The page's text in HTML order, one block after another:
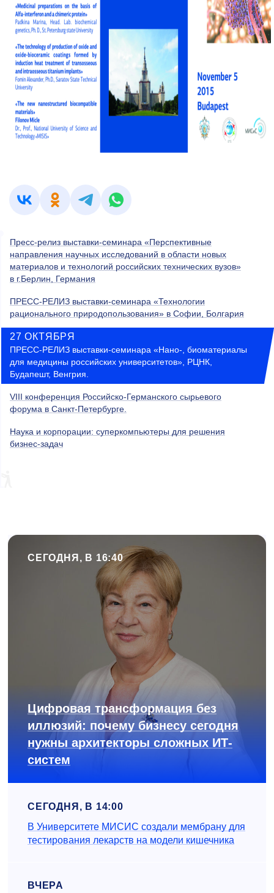
Пресс-релиз выставки-семинара «Перспективные
направления научных исследований в области новых
материалов и технологий российских технических вузов»
в г.Берлин, Германия
ПРЕСС-РЕЛИЗ выставки-семинара «Технологии
рационального природопользования» в Софии, Болгария
27 ОКТЯБРЯ
ПРЕСС-РЕЛИЗ выставки-семинара «Нано-, биоматериалы
для медицины российских университетов», РЦНК,
Будапешт, Венгрия.
VIII конференция Российско-Германского сырьевого
форума в Санкт-Петербурге.
Наука и корпорации: суперкомпьютеры для решения
бизнес-задач
СЕГОДНЯ, В 16:40
Цифровая трансформация без
иллюзий: почему бизнесу сегодня
нужны архитекторы сложных ИТ-
систем
СЕГОДНЯ, В 14:00
В Университете МИСИС создали мембрану для
тестирования лекарств на модели кишечника
ВЧЕРА